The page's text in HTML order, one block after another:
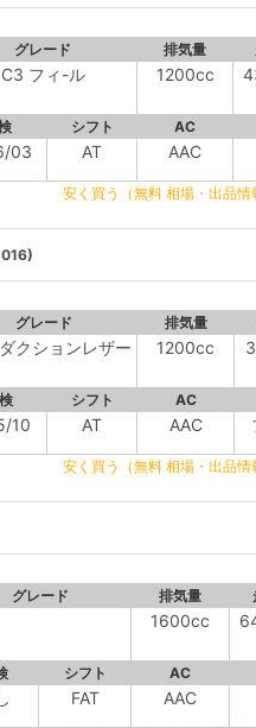
グレード 排気量
C3 フィ-ル 1200cc
シフト AC
03 AT AAC
安く買う（無料 相場・出品情
グレード 排気量
クションレザー 1200cc
シフト AC
10 AT AAC
安く買う（無料 相場・出品情
グレード 排気量
1600cc
シフト AC
FAT AAC